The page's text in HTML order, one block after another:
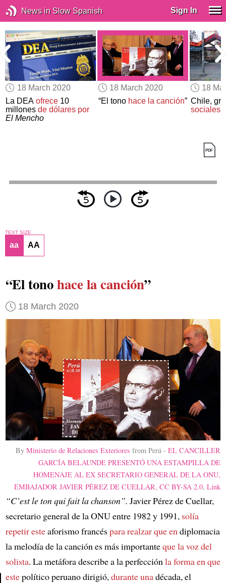
News in Slow Spanish Sign In
18 March 2020
La DEAofrece 10
millonesde dólares por
El Mencho
18 March 2020
“El tono hace la canción”
18
Chile,
sociales
TEXT SIZE
aa AA
“El tonohace la canción”
18 March 2020
ByMinisterio de Relaciones Exteriores from Perú -EL CANCILLER
GARCÍA BELAUNDE PRESENTÓ UNA ESTAMPILLA DE
HOMENAJE AL EX SECRETARIO GENERAL DE LA ONU,
EMBAJADOR JAVIER PÉREZ DE CUELLAR,CC BY-SA 2.0,Link
“C’est le ton qui fait la chanson”. Javier Pérez de Cuellar,
secretario general de la ONU entre 1982 y 1991, solía
repetir esteaforismo francéspara realzar que endiplomacia
la melodía de la canción es más importanteque la voz del
solista. La metáfora describe a la perfecciónla forma en que
estepolítico peruano dirigió,durante unadécada, el